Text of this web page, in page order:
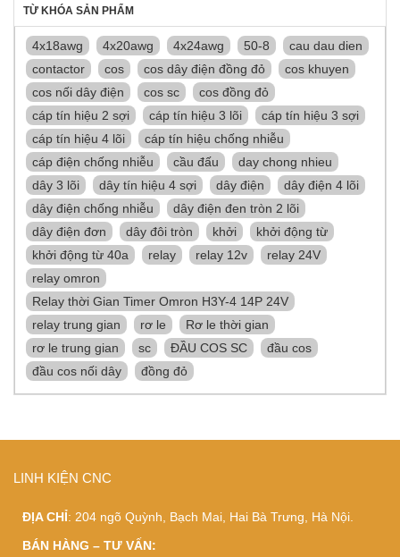
TỪ KHÓA SẢN PHẨM
4x18awg 4x20awg 4x24awg 50-8
cau dau dien
contactor
cos cos dây điện đồng đỏ
cos khuyen
cos nối dây điện
cos sc
cos đồng đỏ
cáp tín hiệu 2 sợi
cáp tín hiệu 3 lõi
cáp tín hiệu 3 sợi
cáp tín hiệu 4 lõi
cáp tín hiệu chống nhiễu
cáp điện chống nhiễu
cầu đấu
day chong nhieu
dây 3 lõi
dây tín hiệu 4 sợi dây điện
dây điện 4 lõi
dây điện chống nhiễu
dây điện đen tròn 2 lõi
dây điện đơn
dây đôi tròn khởi
khởi động từ
khởi động từ 40a
relay relay 12v
relay 24V
relay omron
Relay thời Gian Timer Omron H3Y-4 14P 24V
relay trung gian
rơ le
Rơ le thời gian
rơ le trung gian
sc ĐẦU COS SC
đầu cos
đầu cos nối dây
đồng đỏ
LINH KIỆN CNC
ĐỊA CHỈ: 204 ngõ Quỳnh, Bạch Mai, Hai Bà Trưng, Hà Nội.
BÁN HÀNG – TƯ VẤN: